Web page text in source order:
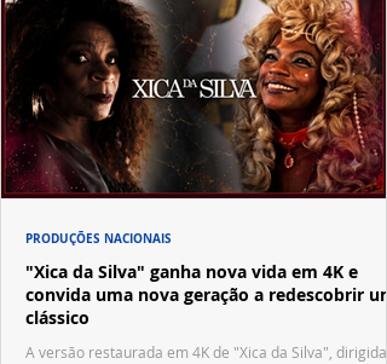
"Xica da Silva" ganha nova vida em 4K e
convida uma nova geração a redescobrir um
clássico
A versão restaurada em 4K de "Xica da Silva", dirigida
PRODUÇÕES NACIONAIS